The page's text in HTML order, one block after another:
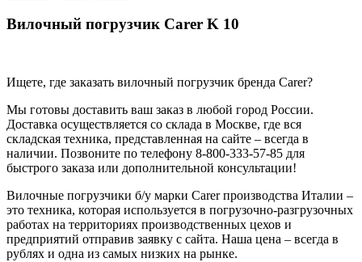
Вилочный погрузчик Carer K 10
Ищете, где заказать вилочный погрузчик бренда Carer?
Мы готовы доставить ваш заказ в любой город России.
Доставка осуществляется со склада в Москве, где вся
складская техника, представленная на сайте – всегда в
наличии. Позвоните по телефону 8-800-333-57-85 для
быстрого заказа или дополнительной консультации!
Вилочные погрузчики б/у марки Carer производства Италии –
это техника, которая используется в погрузочно-разгрузочных
работах на территориях производственных цехов и
предприятий отправив заявку с сайта. Наша цена – всегда в
рублях и одна из самых низких на рынке.